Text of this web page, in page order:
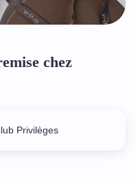
chez
Privilèges